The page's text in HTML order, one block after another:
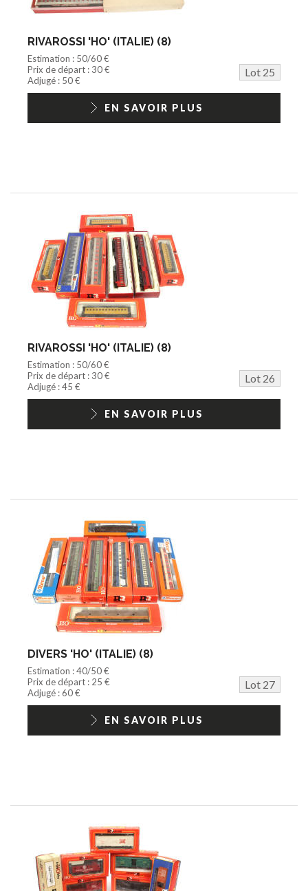
RIVAROSSI 'HO' (ITALIE) (8)
Estimation : 50/60 €
Prix de départ : 30 €
Lot 25
Adjugé : 50 €
EN SAVOIR PLUS
RIVAROSSI 'HO' (ITALIE) (8)
Estimation : 50/60 €
Prix de départ : 30 €
Lot 26
Adjugé : 45 €
EN SAVOIR PLUS
DIVERS 'HO' (ITALIE) (8)
Estimation : 40/50 €
Prix de départ : 25 €
Lot 27
Adjugé : 60 €
EN SAVOIR PLUS